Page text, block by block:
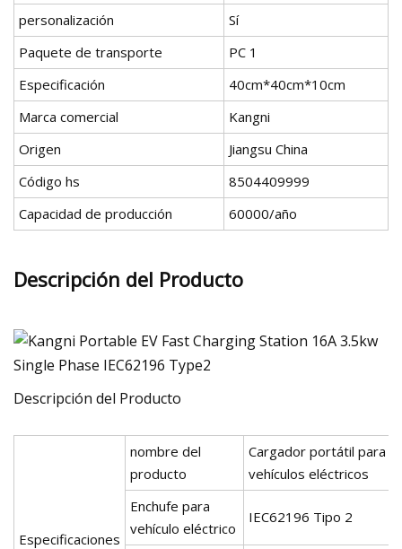
personalización
Sí
Paquete de transporte
PC 1
Especificación
40cm*40cm*10cm
Marca comercial
Kangni
Origen
Jiangsu China
Código hs
8504409999
Capacidad de producción
60000/año
Descripción del Producto
Descripción del Producto
Especificaciones
nombre del
producto
Cargador portátil para
vehículos eléctricos
Enchufe para
vehículo eléctrico
IEC62196 Tipo 2